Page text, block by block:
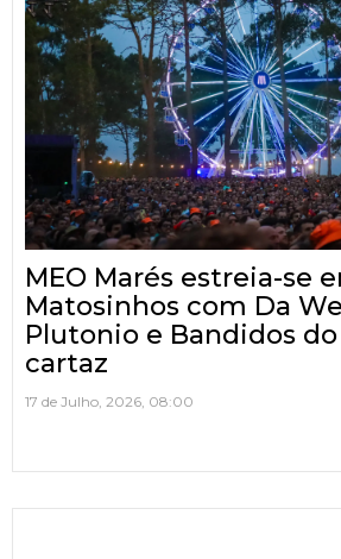
MEO Marés estreia-se
Matosinhos com Da
Plutonio e Bandidos
cartaz
17 de Julho, 2026, 08:00